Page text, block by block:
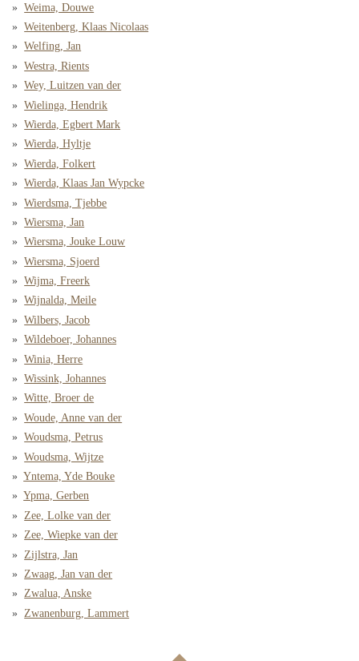
Weima, Douwe
Weitenberg, Klaas Nicolaas
Welfing, Jan
Westra, Rients
Wey, Luitzen van der
Wielinga, Hendrik
Wierda, Egbert Mark
Wierda, Hyltje
Wierda, Folkert
Wierda, Klaas Jan Wypcke
Wierdsma, Tjebbe
Wiersma, Jan
Wiersma, Jouke Louw
Wiersma, Sjoerd
Wijma, Freerk
Wijnalda, Meile
Wilbers, Jacob
Wildeboer, Johannes
Winia, Herre
Wissink, Johannes
Witte, Broer de
Woude, Anne van der
Woudsma, Petrus
Woudsma, Wijtze
Yntema, Yde Bouke
Ypma, Gerben
Zee, Lolke van der
Zee, Wiepke van der
Zijlstra, Jan
Zwaag, Jan van der
Zwalua, Anske
Zwanenburg, Lammert